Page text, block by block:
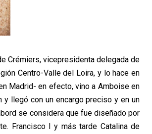
Crémiers, vicepresidenta delegada de
Centro-Valle del Loira, y lo hace en
Madrid- en efecto, vino a Amboise en
y llegó con un encargo preciso y en un
se considera que fue diseñado por
Francisco I y más tarde Catalina de